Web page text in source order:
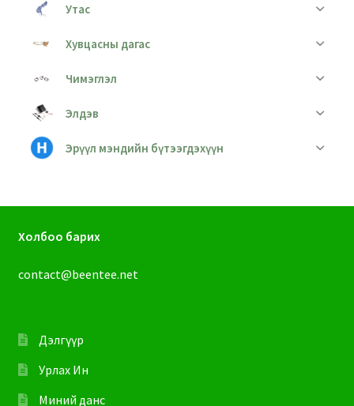
Утас
Хувцасны дагас
Чимэглэл
Элдэв
Эрүүл мэндийн бүтээгдэхүүн
Холбоо барих
contact@beentee.net
Дэлгүүр
Урлах Ин
Миний данс